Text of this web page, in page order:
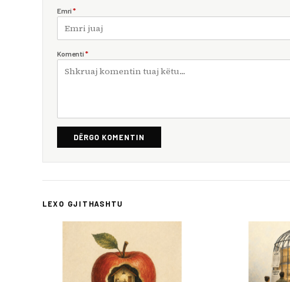
Emri *
Komenti *
DËRGO KOMENTIN
LEXO GJITHASHTU